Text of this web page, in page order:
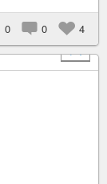
0 0
4
+ 1